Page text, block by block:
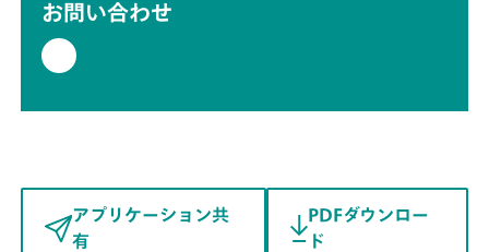
お問い合わせ
アプリケーション共
有
PDFダウンロー
ド